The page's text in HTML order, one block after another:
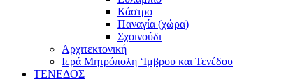
Κάστρο
Παναγία (χώρα)
Σχοινούδι
Αρχιτεκτονική
Ιερά Μητρόπολη ‘Ιμβρου και Τενέδου
ΤΕΝΕΔΟΣ